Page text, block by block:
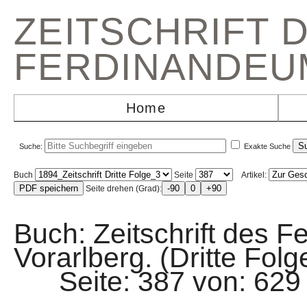
ZEITSCHRIFT
Home
Suche: Exakte Suche
Buch Seite
Artikel:
Seite drehen (Grad):
Buch: Zeitschrift des
Vorarlberg. (Dritte
Seite: 387 von: